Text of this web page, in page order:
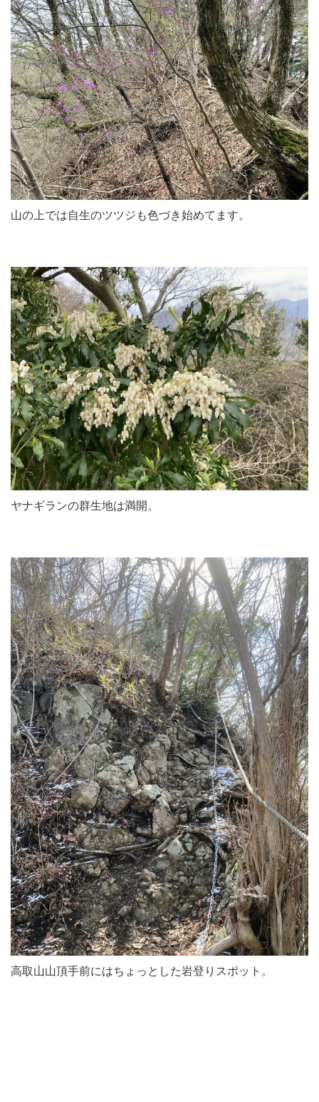
山の上では自生のツツジも色づき始めてます。
ヤナギランの群生地は満開。
高取山山頂手前にはちょっとした岩登りスポット。